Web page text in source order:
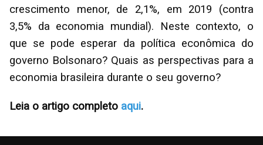
crescimento menor, de 2,1%, em 2019 (contra
3,5% da economia mundial). Neste contexto, o
que se pode esperar da política econômica do
governo Bolsonaro? Quais as perspectivas para a
economia brasileira durante o seu governo?
Leia o artigo completo aqui.